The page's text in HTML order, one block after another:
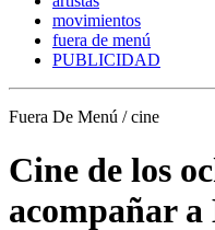
movimientos
fuera de menú
PUBLICIDAD
Fuera De Menú / cine
Cine de los
acompañar